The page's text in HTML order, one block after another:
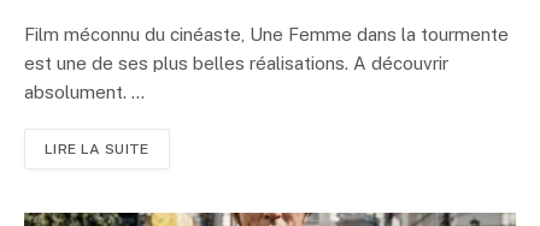
Film méconnu du cinéaste, Une Femme dans la tourmente
est une de ses plus belles réalisations. A découvrir
absolument. …
LIRE LA SUITE